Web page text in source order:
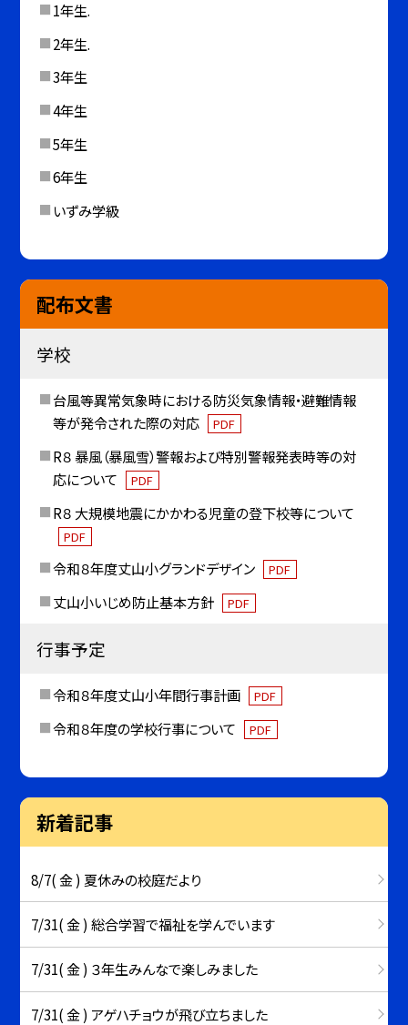
1年生.
2年生.
3年生
4年生
5年生
6年生
いずみ学級
配布文書
学校
台風等異常気象時における防災気象情報・避難情報
等が発令された際の対応
PDF
R８ 暴風（暴風雪）警報および特別警報発表時等の対
応について
PDF
R８ 大規模地震にかかわる児童の登下校等について
PDF
令和８年度丈山小グランドデザイン PDF
丈山小いじめ防止基本方針 PDF
行事予定
令和８年度丈山小年間行事計画 PDF
令和８年度の学校行事について PDF
新着記事
8/7( 金 ) 夏休みの校庭だより
7/31( 金 ) 総合学習で福祉を学んでいます
7/31( 金 ) ３年生みんなで楽しみました
7/31( 金 ) アゲハチョウが飛び立ちました